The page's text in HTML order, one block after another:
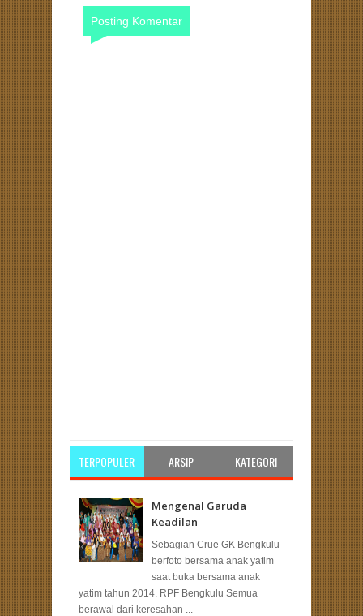
Posting Komentar
TERPOPULER ARSIP KATEGORI
Mengenal Garuda
Keadilan
Sebagian Crue GK Bengkulu
berfoto bersama anak yatim
saat buka bersama anak
yatim tahun 2014. RPF Bengkulu Semua
berawal dari keresahan ...